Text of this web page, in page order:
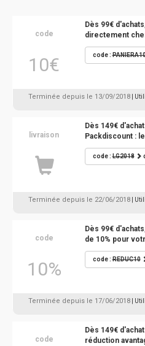
code
10€
Dès 99€
directement
code :
Terminée depuis le 13/09/2018 |
livraison
Dès 149€
Packdiscount :
code :LG2018
Terminée depuis le 22/06/2018 |
code
10%
Dès 99€
de 10% pour
code :REDUC10
Terminée depuis le 17/06/2018 |
code
Dès 149€
réduction